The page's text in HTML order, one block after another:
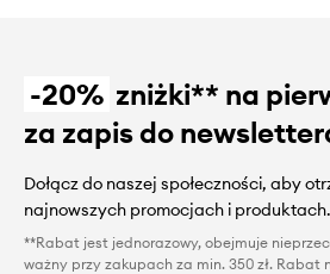
-20% zniżki** na
za zapis do
Dołącz do naszej społeczności, aby
najnowszych promocjach i produktach.
**Rabat jest jednorazowy, obejmuje
ważny przy zakupach za min. 350 zł. Rabat